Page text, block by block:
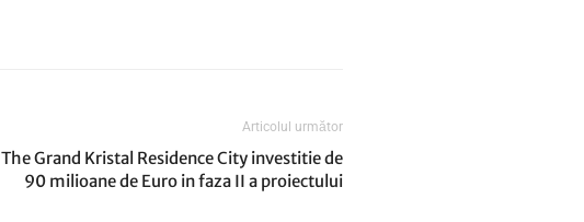
Articolul următor
The Grand Kristal Residence City investitie de
90 milioane de Euro in faza II a proiectului